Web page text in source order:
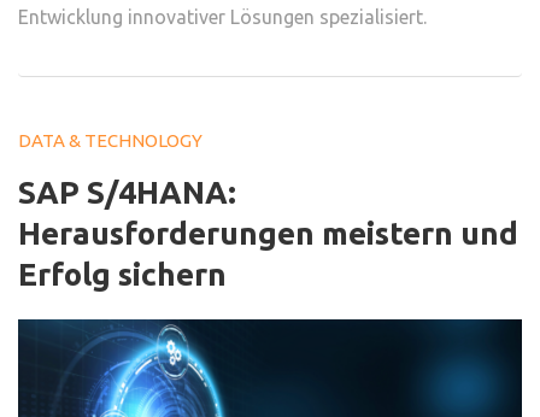
Entwicklung innovativer Lösungen spezialisiert.
DATA & TECHNOLOGY
SAP S/4HANA:
Herausforderungen meistern und
Erfolg sichern